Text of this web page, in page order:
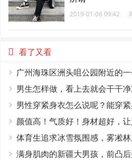
2019-01-06 09:42
看了又看
广州海珠区洲头咀公园附近的
男生怎样做，看上去就会干干
男性穿紧身衣怎么说呢？能穿
这4个条件
颜值高！气质好！身材超好，
体育生追求冰雪氛围感，雾凇
满身肌肉的新疆大男孩，前凸